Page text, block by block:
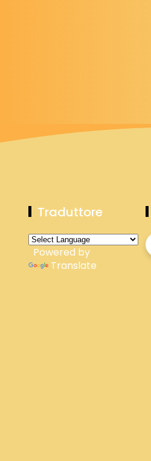
Traduttore
Powered by
Translate